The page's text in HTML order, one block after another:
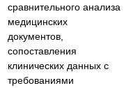
сравнительного анализа
медицинских
документов,
сопоставления
клинических данных с
требованиями